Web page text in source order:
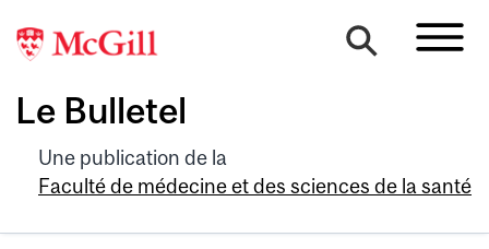
Le Bulletel
Une publication de la
Faculté de médecine et des sciences de la santé